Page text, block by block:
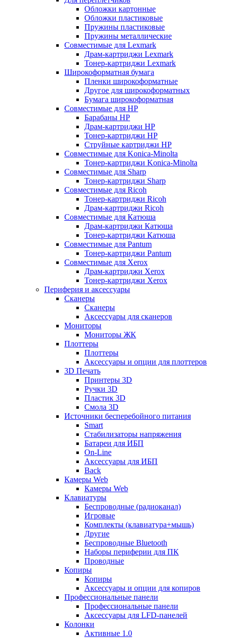
Обложки картонные
Обложки пластиковые
Пружины пластиковые
Пружины металлические
Совместимые для Lexmark
Драм-картриджи Lexmark
Тонер-картриджи Lexmark
Широкоформатная бумага
Пленки широкоформатные
Другое для широкоформатных
Бумага широкоформатная
Совместимые для HP
Барабаны HP
Драм-картриджи HP
Тонер-картриджи HP
Струйные картриджи HP
Совместимые для Konica-Minolta
Тонер-картриджи Konica-Minolta
Совместимые для Sharp
Тонер-картриджи Sharp
Совместимые для Ricoh
Тонер-картриджи Ricoh
Драм-картриджи Ricoh
Совместимые для Катюша
Драм-картриджи Катюша
Тонер-картриджи Катюша
Совместимые для Pantum
Тонер-картриджи Pantum
Совместимые для Xerox
Драм-картриджи Xerox
Тонер-картриджи Xerox
Периферия и аксессуары
Сканеры
Сканеры
Аксессуары для сканеров
Мониторы
Мониторы ЖК
Плоттеры
Плоттеры
Аксессуары и опции для плоттеров
3D Печать
Принтеры 3D
Ручки 3D
Пластик 3D
Смола 3D
Источники бесперебойного питания
Smart
Стабилизаторы напряжения
Батареи для ИБП
On-Line
Аксессуары для ИБП
Back
Камеры Web
Камеры Web
Клавиатуры
Беспроводные (радиоканал)
Игровые
Комплекты (клавиатура+мышь)
Другие
Беспроводные Bluetooth
Наборы периферии для ПК
Проводные
Копиры
Копиры
Аксессуары и опции для копиров
Профессиональные панели
Профессиональные панели
Аксессуары для LFD-панелей
Колонки
Активные 1.0